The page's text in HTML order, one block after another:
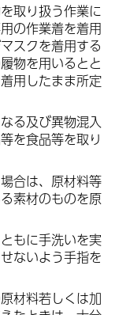
取り扱う作業に
の作業着を着用
スクを着用する
物を用いるとと
用したまま所定
る及び異物混入
を食品等を取り
合は、原材料等
素材のものを原
もに手洗いを実
ないよう手指を
材料若しくは加